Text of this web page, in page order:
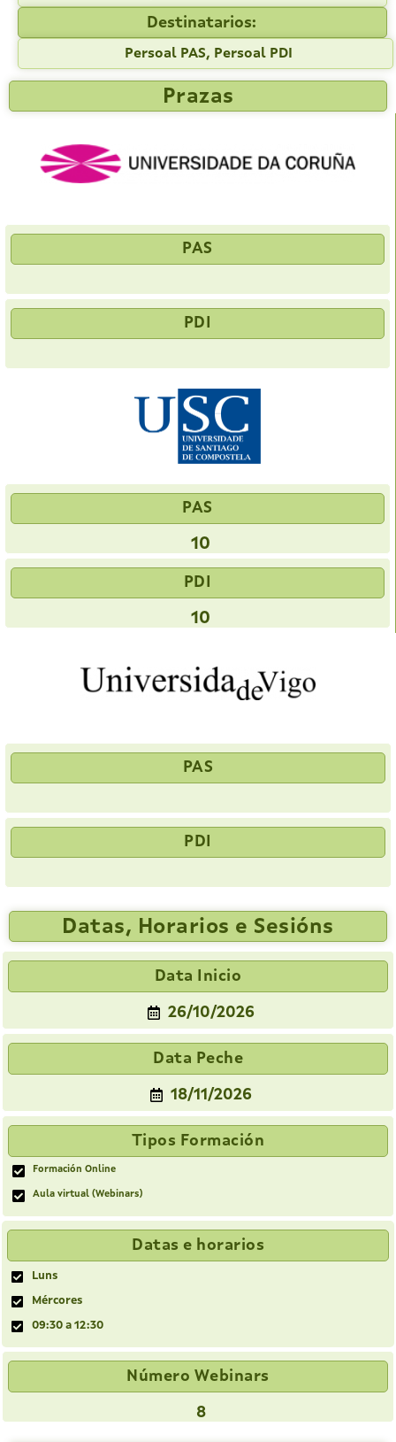
Destinatarios:
Persoal PAS, Persoal PDI
Prazas
PAS
PDI
PAS
10
PDI
10
PAS
PDI
Datas, Horarios e Sesións
Data Inicio
26/10/2026
Data Peche
18/11/2026
Tipos Formación
Formación Online
Aula virtual (Webinars)
Datas e horarios
Luns
Mércores
09:30 a 12:30
Número Webinars
8